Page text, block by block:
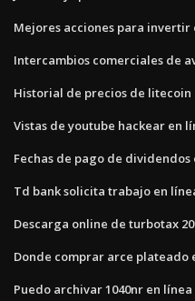
Mejores acciones para invertir
Intercambios comerciales de
Historial de precios de litecoin
Vistas de youtube hackear en
Fechas de pago de
Td bank solicita trabajo en
Descarga online de turbotax
Donde comprar arce plateado
Puedo archivar 1040nr en línea